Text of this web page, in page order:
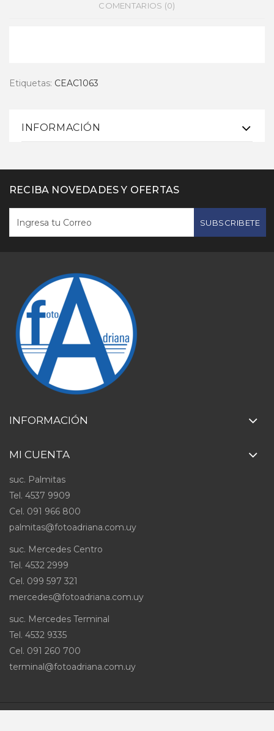
COMENTARIOS (0)
Etiquetas: CEAC1063
INFORMACIÓN
RECIBA NOVEDADES Y OFERTAS
SUBSCRIBETE
INFORMACIÓN
MI CUENTA
suc. Palmitas
Tel. 4537 9909
Cel. 091 966 800
palmitas@fotoadriana.com.uy
suc. Mercedes Centro
Tel. 4532 2999
Cel. 099 597 321
mercedes@fotoadriana.com.uy
suc. Mercedes Terminal
Tel. 4532 9335
Cel. 091 260 700
terminal@fotoadriana.com.uy